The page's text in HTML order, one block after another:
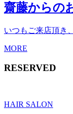
齋藤からの
いつもご来店頂き
MORE
RESERVED
HAIR SALON